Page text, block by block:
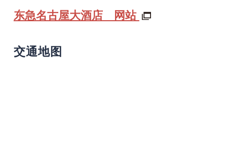
东急名古屋大酒店 网站
交通地图